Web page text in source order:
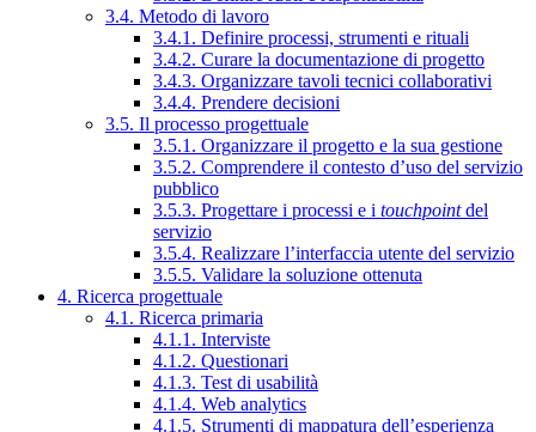
3.4. Metodo di lavoro
3.4.1. Definire processi, strumenti e rituali
3.4.2. Curare la documentazione di progetto
3.4.3. Organizzare tavoli tecnici collaborativi
3.4.4. Prendere decisioni
3.5. Il processo progettuale
3.5.1. Organizzare il progetto e la sua gestione
3.5.2. Comprendere il contesto d’uso del servizio
pubblico
3.5.3. Progettare i processi e i touchpointdel
servizio
3.5.4. Realizzare l’interfaccia utente del servizio
3.5.5. Validare la soluzione ottenuta
4. Ricerca progettuale
4.1. Ricerca primaria
4.1.1. Interviste
4.1.2. Questionari
4.1.3. Test di usabilità
4.1.4. Web analytics
4.1.5. Strumenti di mappatura dell’esperienza